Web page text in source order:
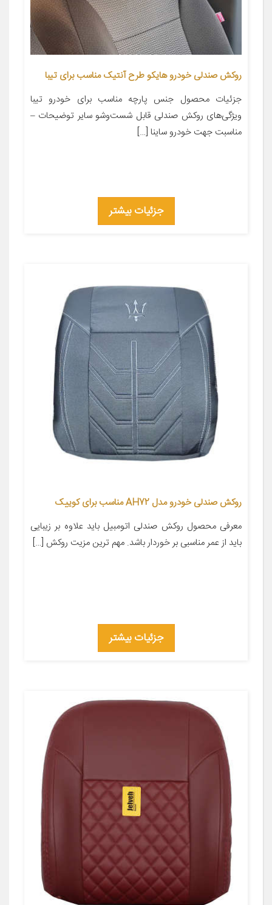
روکش صندلی خودرو هایکو طرح آنتیک مناسب برای تیبا
جزئیات محصول جنس پارچه مناسب برای خودرو تیبا
ویژگی‌های روکش صندلی قابل شست‌وشو سایر توضیحات –
مناسبت جهت خودرو ساینا […]
جزئیات بیشتر
روکش صندلی خودرو مدل AH72 مناسب برای کوییک
معرفی محصول روکش صندلی اتومبیل باید علاوه بر زیبایی
باید از عمر مناسبی بر خوردار باشد. مهم ترین مزیت روکش […]
جزئیات بیشتر